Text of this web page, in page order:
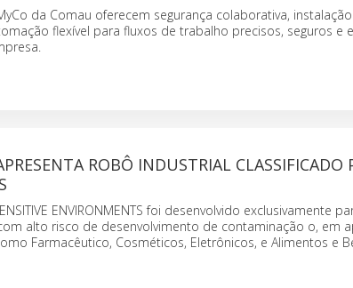
da Comau oferecem segurança colaborativa,
flexível para fluxos de trabalho precisos, seguros e
ROBÔ INDUSTRIAL CLASSIFICADO
ENVIRONMENTS foi desenvolvido exclusivamente
alto risco de desenvolvimento de contaminação o, em
Farmacêutico, Cosméticos, Eletrônicos, e Alimentos e